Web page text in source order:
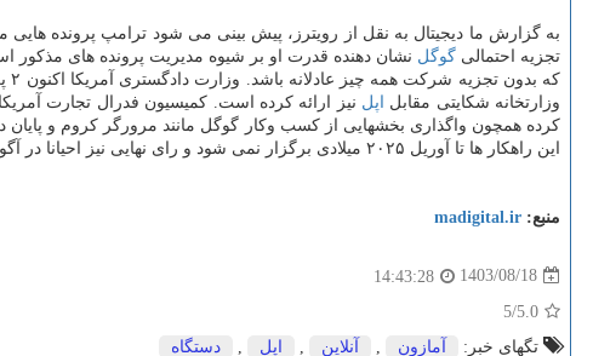
به گزارش ما دیجیتال به نقل از رویترز، پیش بینی می شود ترامپ پرونده هایی
تجزیه احتمالیگوگل نشان دهنده قدرت او بر شیوه مدیریت پرونده های مذکور
وزارتخانه شکایتی مقابل اپل نیز ارائه کرده است. کمیسیون فدرال تجارت آمریکا
کرده همچون واگذاری بخشهایی از کسب وکار گوگل مانند مرورگر کروم و پایان
این راهکار ها تا آوریل ۲۰۲۵ میلادی برگزار نمی شود و رای نهایی نیز احیانا در آگوست اعلام خواهد شد. این بازه زمانی به ترامپ و وزارت دادگستری فرصت می دهد تا در صورت تمایل مسیر اقدامات را تغییر دهند.
منبع: madigital.ir
1403/08/18
14:43:28
5.0
/5
تگهای خبر:
آمازون آنلاین اپل دستگاه